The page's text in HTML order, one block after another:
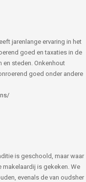
jarenlange ervaring in het
goed en taxaties in de
steden. Onkenhout
goed onder andere
is geschoold, maar waar
is gekeken. We
evenals de van oudsher